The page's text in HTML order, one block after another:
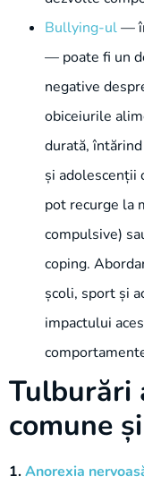
Bullying-ul—
— poate fi un
negative
obiceiurile
durată,
și adolescenții
pot recurge la
compulsive)
coping.
școli, sport și
impactului
Tulburări
comune
1.Anorexia